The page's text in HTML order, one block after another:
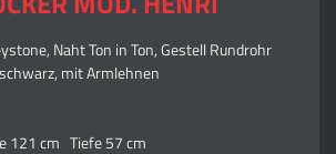
Naht Ton in Ton, Gestell Rundrohr
mit Armlehnen
121 cm Tiefe 57 cm